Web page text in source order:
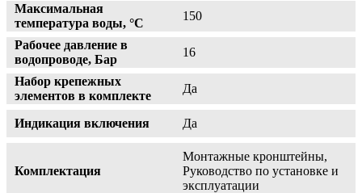
Максимальная
температура воды, °С
150
Рабочее давление в
водопроводе, Бар
16
Набор крепежных
элементов в комплекте
Да
Индикация включения Да
Комплектация
Монтажные кронштейны,
Руководство по установке и
эксплуатации